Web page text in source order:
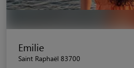
Emilie
Saint Raphaël 83700